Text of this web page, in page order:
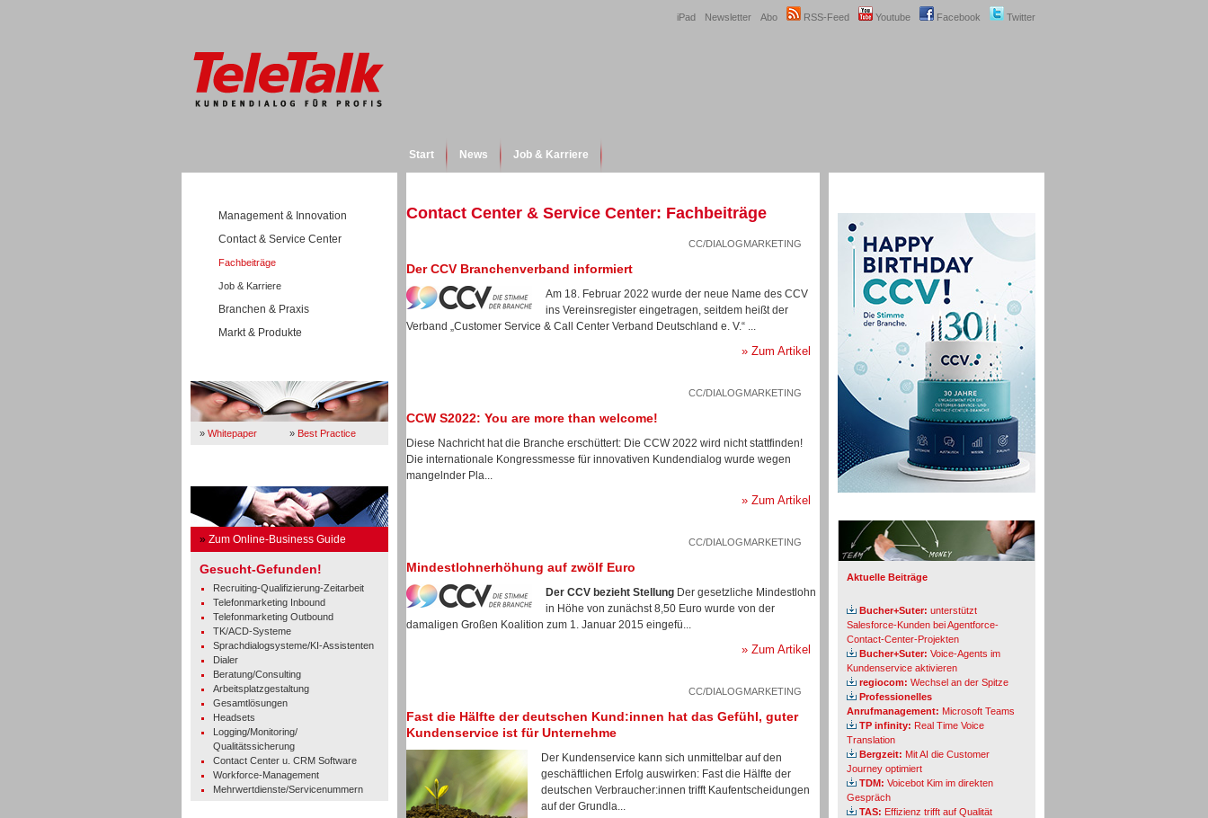
Twitter
Facebook
Youtube
RSS-Feed
Abo
Newsletter
iPad
Start News Job & Karriere
Management & Innovation
Contact & Service Center
Fachbeiträge
Job & Karriere
Branchen & Praxis
Markt & Produkte
» Whitepaper » Best Practice
» Zum Online-Business Guide
Gesucht-Gefunden!
Recruiting-Qualifizierung-Zeitarbeit
Telefonmarketing Inbound
Telefonmarketing Outbound
TK/ACD-Systeme
Sprachdialogsysteme/KI-Assistenten
Dialer
Beratung/Consulting
Arbeitsplatzgestaltung
Gesamtlösungen
Headsets
Logging/Monitoring/
Qualitätssicherung
Contact Center u. CRM Software
Workforce-Management
Mehrwertdienste/Servicenummern
Contact Center & Service Center: Fachbeiträge
CC/DIALOGMARKETING
Der CCV Branchenverband informiert
Am 18. Februar 2022 wurde der neue Name des CCV
ins Vereinsregister eingetragen, seitdem heißt der
Verband „Customer Service & Call Center Verband Deutschland e. V.“ ...
» Zum Artikel
CC/DIALOGMARKETING
CCW S2022: You are more than welcome!
Diese Nachricht hat die Branche erschüttert: Die CCW 2022 wird nicht stattfinden!
Die internationale Kongressmesse für innovativen Kundendialog wurde wegen
mangelnder Pla...
» Zum Artikel
CC/DIALOGMARKETING
Mindestlohnerhöhung auf zwölf Euro
Der CCV bezieht Stellung Der gesetzliche Mindestlohn
in Höhe von zunächst 8,50 Euro wurde von der
damaligen Großen Koalition zum 1. Januar 2015 eingefü...
» Zum Artikel
CC/DIALOGMARKETING
Fast die Hälfte der deutschen Kund:innen hat das Gefühl, guter
Kundenservice ist für Unternehme
Der Kundenservice kann sich unmittelbar auf den
geschäftlichen Erfolg auswirken: Fast die Hälfte der
deutschen Verbraucher:innen trifft Kaufentscheidungen
auf der Grundla...
Aktuelle Beiträge
Bucher+Suter: unterstützt
Salesforce-Kunden bei Agentforce-
Contact-Center-Projekten
Bucher+Suter: Voice-Agents im
Kundenservice aktivieren
regiocom: Wechsel an der Spitze
Professionelles
Anrufmanagement: Microsoft Teams
TP infinity: Real Time Voice
Translation
Bergzeit: Mit AI die Customer
Journey optimiert
TDM: Voicebot Kim im direkten
Gespräch
TAS: Effizienz trifft auf Qualität